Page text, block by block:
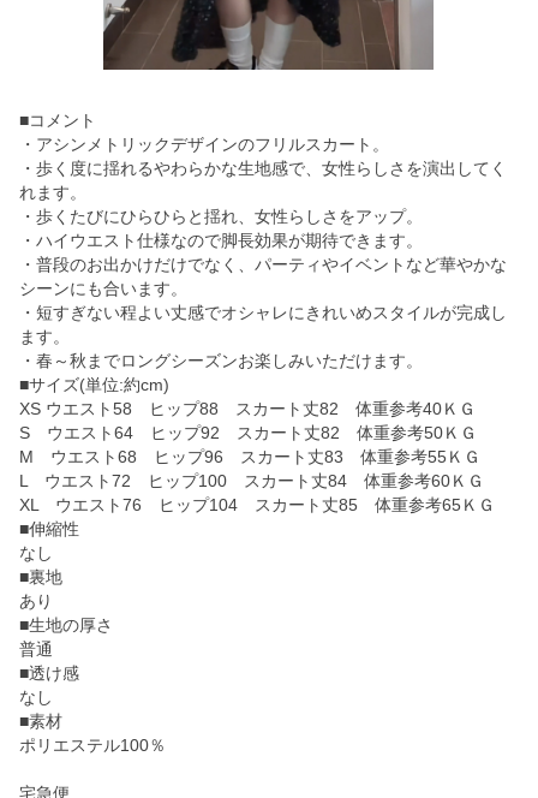
■コメント
・アシンメトリックデザインのフリルスカート。
・歩く度に揺れるやわらかな生地感で、女性らしさを演出してく
れます。
・歩くたびにひらひらと揺れ、女性らしさをアップ。
・ハイウエスト仕様なので脚長効果が期待できます。
・普段のお出かけだけでなく、パーティやイベントなど華やかな
シーンにも合います。
・短すぎない程よい丈感でオシャレにきれいめスタイルが完成し
ます。
・春～秋までロングシーズンお楽しみいただけます。
■サイズ(単位:約cm)
XS ウエスト58 ヒップ88 スカート丈82 体重参考40ＫＧ
S ウエスト64 ヒップ92 スカート丈82 体重参考50ＫＧ
M ウエスト68 ヒップ96 スカート丈83 体重参考55ＫＧ
L ウエスト72 ヒップ100 スカート丈84 体重参考60ＫＧ
XL ウエスト76 ヒップ104 スカート丈85 体重参考65ＫＧ
■伸縮性
なし
■裏地
あり
■生地の厚さ
普通
■透け感
なし
■素材
ポリエステル100％
宅急便